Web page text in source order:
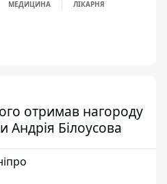
МЕДИЦИНА ЛІКАРНЯ
отримав нагороду
Андрія Білоусова